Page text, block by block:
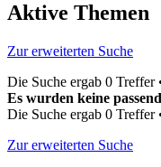
Aktive Themen
Zur erweiterten Suche
Die Suche ergab 0 Treffer
Es wurden keine
Die Suche ergab 0 Treffer
Zur erweiterten Suche